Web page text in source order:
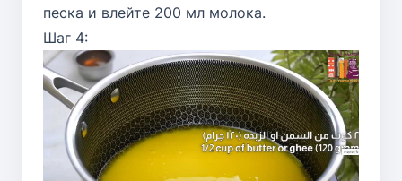
песка и влейте 200 мл молока.
Шаг 4: